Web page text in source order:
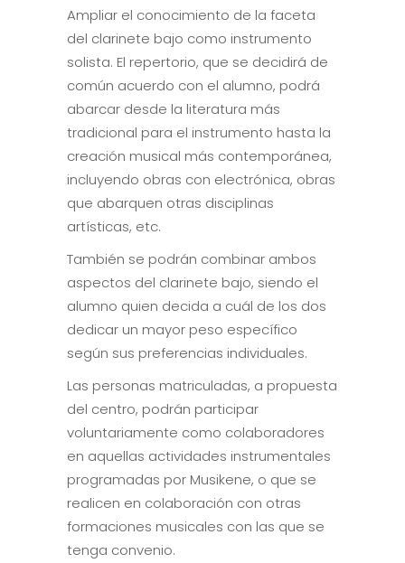
Ampliar el conocimiento de la faceta
del clarinete bajo como instrumento
solista. El repertorio, que se decidirá de
común acuerdo con el alumno, podrá
abarcar desde la literatura más
tradicional para el instrumento hasta la
creación musical más contemporánea,
incluyendo obras con electrónica, obras
que abarquen otras disciplinas
artísticas, etc.
También se podrán combinar ambos
aspectos del clarinete bajo, siendo el
alumno quien decida a cuál de los dos
dedicar un mayor peso específico
según sus preferencias individuales.
Las personas matriculadas, a propuesta
del centro, podrán participar
voluntariamente como colaboradores
en aquellas actividades instrumentales
programadas por Musikene, o que se
realicen en colaboración con otras
formaciones musicales con las que se
tenga convenio.